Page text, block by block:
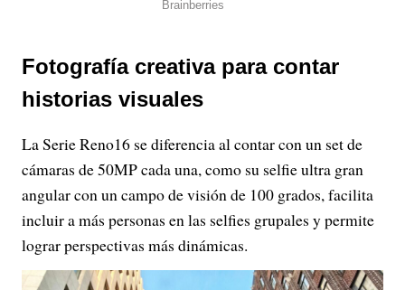
Fotografía creativa para contar
historias visuales
La Serie Reno16 se diferencia al contar con un set de
cámaras de 50MP cada una, como su selfie ultra gran
angular con un campo de visión de 100 grados, facilita
incluir a más personas en las selfies grupales y permite
lograr perspectivas más dinámicas.